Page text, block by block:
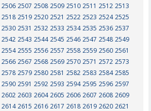
2506 2507 2508 2509 2510 2511 2512 2513
2518 2519 2520 2521 2522 2523 2524 2525
2530 2531 2532 2533 2534 2535 2536 2537
2542 2543 2544 2545 2546 2547 2548 2549
2554 2555 2556 2557 2558 2559 2560 2561
2566 2567 2568 2569 2570 2571 2572 2573
2578 2579 2580 2581 2582 2583 2584 2585
2590 2591 2592 2593 2594 2595 2596 2597
2602 2603 2604 2605 2606 2607 2608 2609
2614 2615 2616 2617 2618 2619 2620 2621